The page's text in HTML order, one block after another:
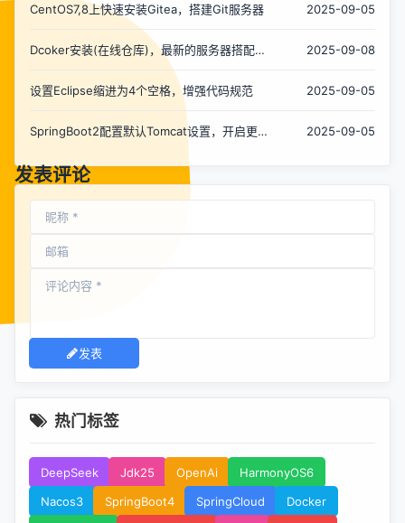
CentOS7,8上快速安装Gitea，搭建Git服务器 2025-09-05
Dcoker安装(在线仓库)，最新的服务器搭配容
2025-09-08
设置Eclipse缩进为4个空格，增强代码规范 2025-09-05
SpringBoot2配置默认Tomcat设置，开启更多
2025-09-05
发表评论
发表
热门标签
DeepSeek Jdk25 OpenAi
HarmonyOS6
Nacos3
SpringBoot4 SpringCloud Docker